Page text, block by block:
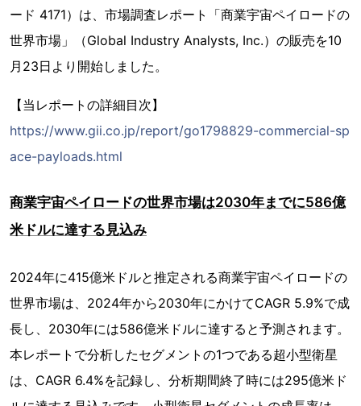
ード 4171）は、市場調査レポート「商業宇宙ペイロードの
世界市場」（Global Industry Analysts, Inc.）の販売を10
月23日より開始しました。
【当レポートの詳細目次】
https://www.gii.co.jp/report/go1798829-commercial-sp
ace-payloads.html
商業宇宙ペイロードの世界市場は2030年までに586億
米ドルに達する見込み
2024年に415億米ドルと推定される商業宇宙ペイロードの
世界市場は、2024年から2030年にかけてCAGR 5.9%で成
長し、2030年には586億米ドルに達すると予測されます。
本レポートで分析したセグメントの1つである超小型衛星
は、CAGR 6.4%を記録し、分析期間終了時には295億米ド